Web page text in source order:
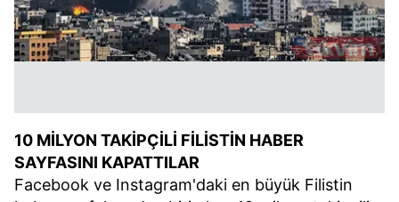
10 MİLYON TAKİPÇİLİ FİLİSTİN HABER
SAYFASINI KAPATTILAR
Facebook ve Instagram'daki en büyük Filistin